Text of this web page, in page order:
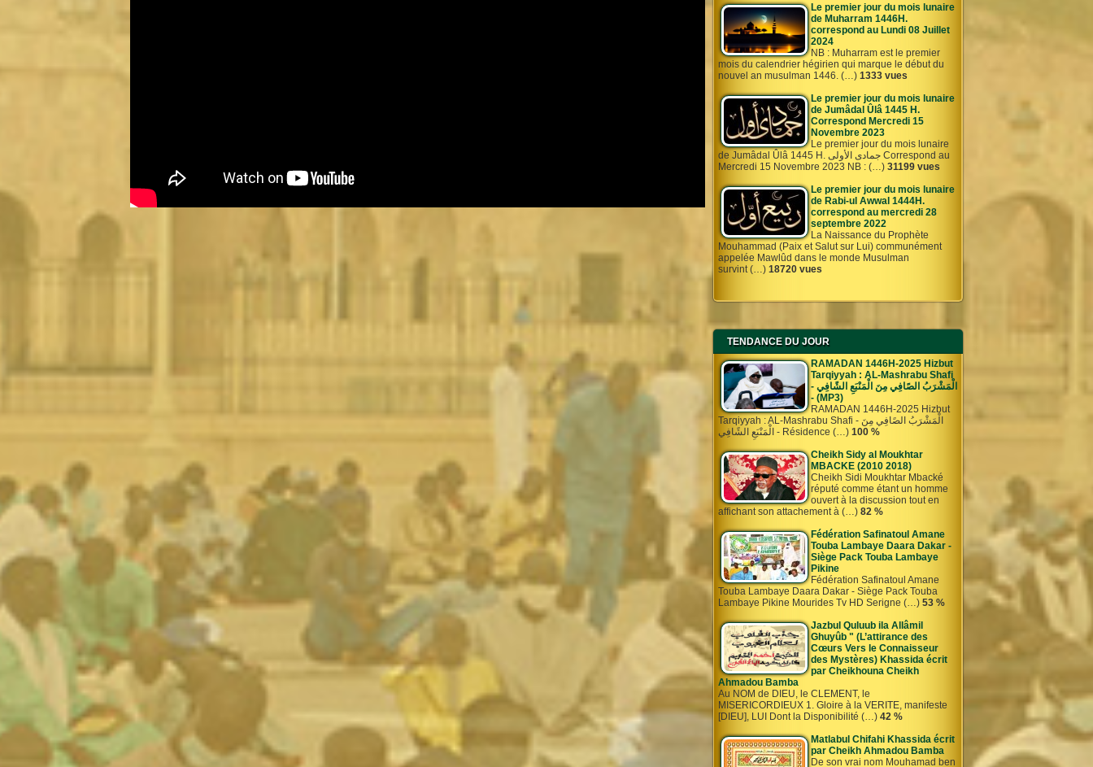
Le premier jour du mois lunaire
de Muharram 1446H.
correspond au Lundi 08 Juillet
2024
NB : Muharram est le premier
mois du calendrier hégirien qui marque le début du
nouvel an musulman 1446. (…) 1333 vues
Le premier jour du mois lunaire
de Jumâdal Ûlâ 1445 H.
Correspond Mercredi 15
Novembre 2023
Le premier jour du mois lunaire
de Jumâdal Ûlâ 1445 H. جمادى الأولى Correspond au
Mercredi 15 Novembre 2023 NB : (…) 31199 vues
Le premier jour du mois lunaire
de Rabi-ul Awwal 1444H.
correspond au mercredi 28
septembre 2022
La Naissance du Prophète
Mouhammad (Paix et Salut sur Lui) communément
appelée Mawlûd dans le monde Musulman
survint (…) 18720 vues
TENDANCE DU JOUR
RAMADAN 1446H-2025 Hizbut
Tarqiyyah : AL-Mashrabu Shafi
- الْمَشْرَبُ الصًافِي مِنَ الْمَنْبَعِ الشًافِي
- (MP3)
RAMADAN 1446H-2025 Hizbut
Tarqiyyah : AL-Mashrabu Shafi - الْمَشْرَبُ الصًافِي مِنَ
الْمَنْبَعِ الشًافِي - Résidence (…) 100 %
Cheikh Sidy al Moukhtar
MBACKE (2010 2018)
Cheikh Sidi Moukhtar Mbacké
réputé comme étant un homme
ouvert à la discussion tout en
affichant son attachement à (…) 82 %
Fédération Safinatoul Amane
Touba Lambaye Daara Dakar -
Siège Pack Touba Lambaye
Pikine
Fédération Safinatoul Amane
Touba Lambaye Daara Dakar - Siège Pack Touba
Lambaye Pikine Mourides Tv HD Serigne (…) 53 %
Jazbul Quluub ila Allâmil
Ghuyûb " (L’attirance des
Cœurs Vers le Connaisseur
des Mystères) Khassida écrit
par Cheikhouna Cheikh
Ahmadou Bamba
Au NOM de DIEU, le CLEMENT, le
MISERICORDIEUX 1. Gloire à la VERITE, manifeste
[DIEU], LUI Dont la Disponibilité (…) 42 %
Matlabul Chifahi Khassida écrit
par Cheikh Ahmadou Bamba
De son vrai nom Mouhamad ben